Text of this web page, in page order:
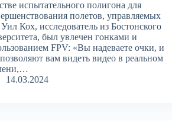
испытательного полигона для
полетов, управляемых
Кох, исследователь из Бостонского
был увлечен гонками и
FPV: «Вы надеваете очки, и
вам видеть видео в реальном
14.03.2024